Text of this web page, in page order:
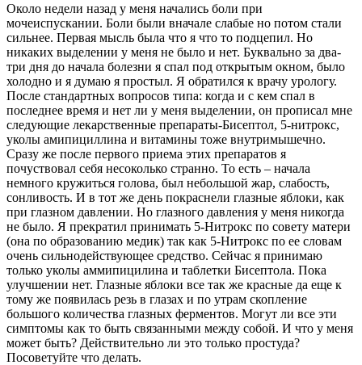
Около недели назад у меня начались боли при
мочеиспускании. Боли были вначале слабые но потом стали
сильнее. Первая мысль была что я что то подцепил. Но
никаких выделении у меня не было и нет. Буквально за два-
три дня до начала болезни я спал под открытым окном, было
холодно и я думаю я простыл. Я обратился к врачу урологу.
После стандартных вопросов типа: когда и с кем спал в
последнее время и нет ли у меня выделении, он прописал мне
следующие лекарственные препараты-Бисептол, 5-нитрокс,
уколы амипициллина и витамины тоже внутримышечно.
Сразу же после первого приема этих препаратов я
почуствовал себя несоколько странно. То есть – начала
немного кружиться голова, был небольшой жар, слабость,
сонливость. И в тот же день покраснели глазные яблоки, как
при глазном давлении. Но глазного давления у меня никогда
не было. Я прекратил принимать 5-Нитрокс по совету матери
(она по образованию медик) так как 5-Нитрокс по ее словам
очень сильнодействующее средство. Сейчас я принимаю
только уколы аммипицилина и таблетки Бисептола. Пока
улучшении нет. Глазные яблоки все так же красные да еще к
тому же появилась резь в глазах и по утрам скопление
большого количества глазных ферментов. Могут ли все эти
симптомы как то быть связанными между собой. И что у меня
может быть? Действительно ли это только простуда?
Посоветуйте что делать.